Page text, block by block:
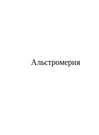
Альстромерия